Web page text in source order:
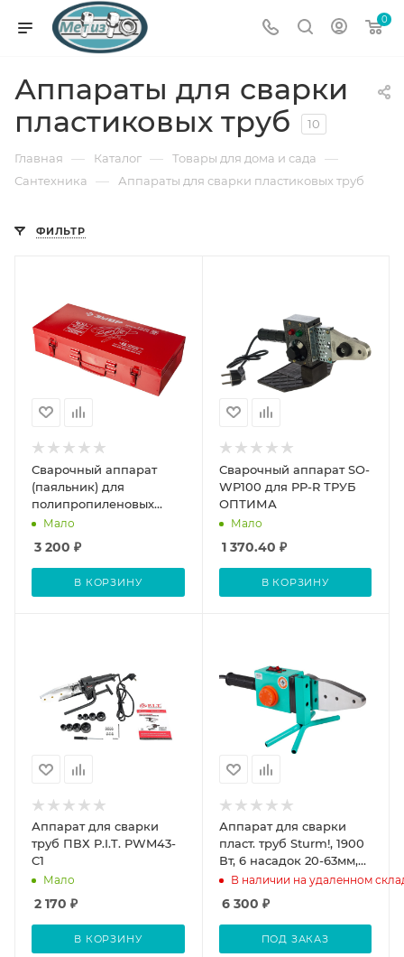
0
Аппараты для сварки
пластиковых труб
10
Главная — Каталог — Товары для дома и сада —
Сантехника — Аппараты для сварки пластиковых труб
ФИЛЬТР
Сварочный аппарат
(паяльник) для
полипропиленовых
труб, ЗУБР Мастер
300С, насадки 20, 25, 32,
40, 50, 63мм, мет. кейс,
Мало
3 200 ₽
В КОРЗИНУ
Сварочный аппарат SO-
WP100 для PP-R ТРУБ
ОПТИМА
Мало
1 370.40 ₽
В КОРЗИНУ
Аппарат для сварки
труб ПВХ P.I.T. PWM43-
C1
Мало
2 170 ₽
В КОРЗИНУ
Аппарат для сварки
пласт. труб Sturm!, 1900
Вт, 6 насадок 20-63мм,
кейс металл.
В наличии на удаленном
6 300 ₽
ПОД ЗАКАЗ